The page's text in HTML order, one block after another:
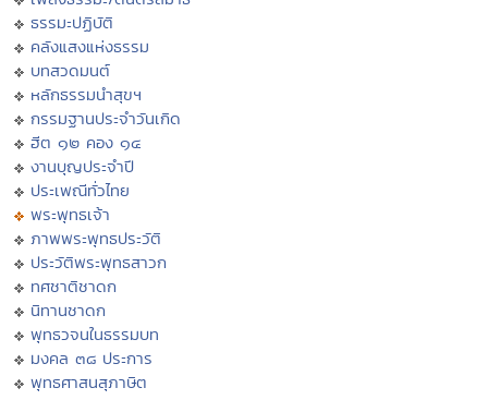
ธรรมะปฏิบัติ
คลังแสงแห่งธรรม
บทสวดมนต์
หลักธรรมนำสุขฯ
กรรมฐานประจำวันเกิด
ฮีต ๑๒ คอง ๑๔
งานบุญประจำปี
ประเพณีทั่วไทย
พระพุทธเจ้า
ภาพพระพุทธประวัติ
ประวัติพระพุทธสาวก
ทศชาติชาดก
นิทานชาดก
พุทธวจนในธรรมบท
มงคล ๓๘ ประการ
พุทธศาสนสุภาษิต